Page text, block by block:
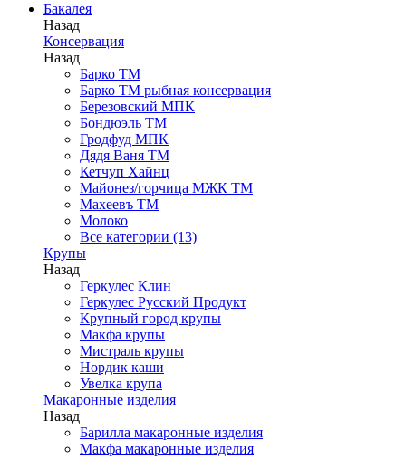
Бакалея
Назад
Консервация
Назад
Барко ТМ
Барко ТМ рыбная консервация
Березовский МПК
Бондюэль ТМ
Гродфуд МПК
Дядя Ваня ТМ
Кетчуп Хайнц
Майонез/горчица МЖК ТМ
Махеевъ ТМ
Молоко
Все категории (13)
Крупы
Назад
Геркулес Клин
Геркулес Русский Продукт
Крупный город крупы
Макфа крупы
Мистраль крупы
Нордик каши
Увелка крупа
Макаронные изделия
Назад
Барилла макаронные изделия
Макфа макаронные изделия